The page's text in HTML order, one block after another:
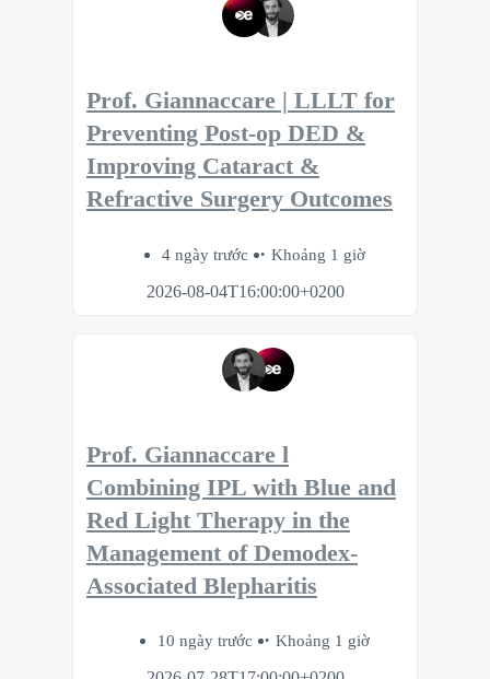
Prof. Giannaccare | LLLT for
Preventing Post-op DED &
Improving Cataract &
Refractive Surgery Outcomes
4 ngày trước
Khoảng 1 giờ
2026-08-04T16:00:00+0200
Prof. Giannaccare l
Combining IPL with Blue and
Red Light Therapy in the
Management of Demodex-
Associated Blepharitis
10 ngày trước
Khoảng 1 giờ